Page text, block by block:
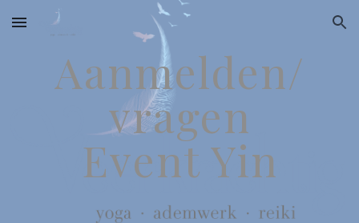
Skip to main content Skip to navigation
Aanmelden/
vragen
Event Yin